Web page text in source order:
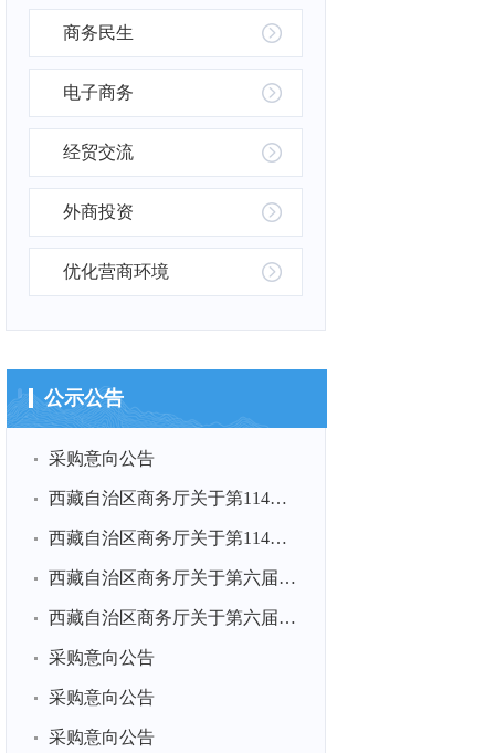
商务民生
电子商务
经贸交流
外商投资
优化营商环境
公示公告
采购意向公告
西藏自治区商务厅关于第114届全国糖酒商品交易会展品运输项目...
西藏自治区商务厅关于第114届全国糖酒商品交易会展台搭建项目...
西藏自治区商务厅关于第六届中国国际消费品博览会展品运输项...
西藏自治区商务厅关于第六届中国国际消费品博览会展台搭建项...
采购意向公告
采购意向公告
采购意向公告